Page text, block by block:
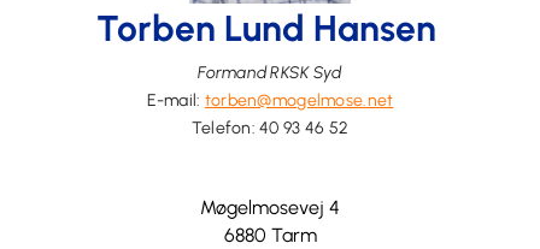
Torben Lund Hansen
Formand RKSK Syd
E-mail: torben@mogelmose.net
Telefon:40 93 46 52
Møgelmosevej 4
6880 Tarm